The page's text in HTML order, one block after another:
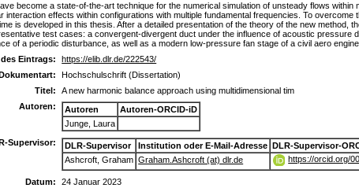
become a state-of-the-art technique for the numerical simulation of unsteady flows
interaction effects within configurations with multiple fundamental frequencies. To
is developed in this thesis. After a detailed presentation of the theory of the new method,
test cases: a convergent-divergent duct under the influence of acoustic pressure
of a periodic disturbance, as well as a modern low-pressure fan stage of a civil aero
Eintrags:
https://elib.dlr.de/222543/
Hochschulschrift (Dissertation)
Titel:
A new harmonic balance approach using multidimensional tim
Autoren:
Autoren
Autoren-ORCID-iD
Junge, Laura
Supervisor:
DLR-Supervisor Institution oder E-Mail-Adresse DLR-Supervisor-
Ashcroft, Graham Graham.Ashcroft (at) dlr.de https://orcid.org/
Datum:
24 Januar 2023